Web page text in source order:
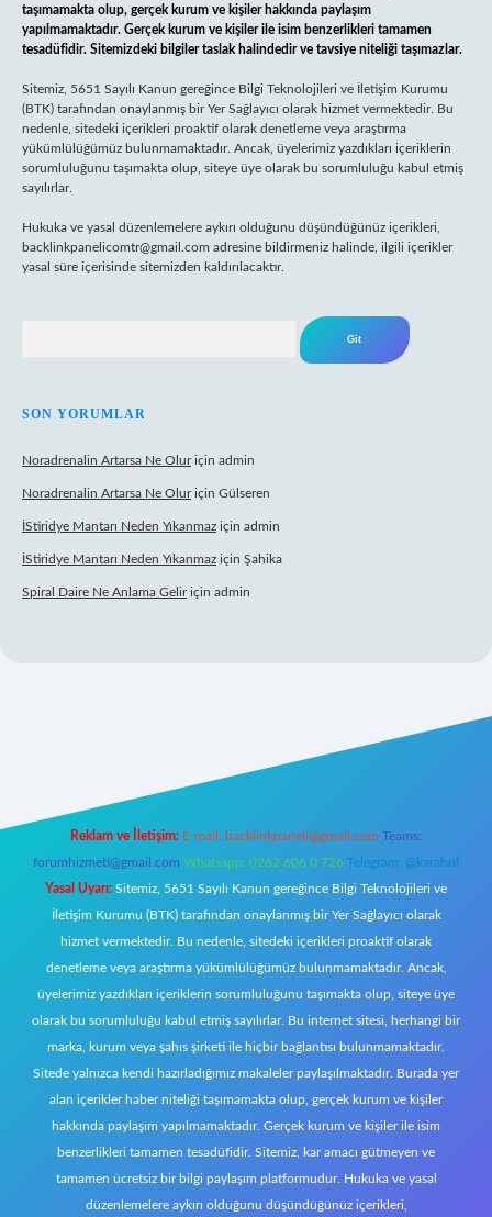
taşımamakta olup, gerçek kurum ve kişiler hakkında paylaşım
yapılmamaktadır. Gerçek kurum ve kişiler ile isim benzerlikleri tamamen
tesadüfidir. Sitemizdeki bilgiler taslak halindedir ve tavsiye niteliği taşımazlar.
Sitemiz, 5651 Sayılı Kanun gereğince Bilgi Teknolojileri ve İletişim Kurumu
(BTK) tarafından onaylanmış bir Yer Sağlayıcı olarak hizmet vermektedir. Bu
nedenle, sitedeki içerikleri proaktif olarak denetleme veya araştırma
yükümlülüğümüz bulunmamaktadır. Ancak, üyelerimiz yazdıkları içeriklerin
sorumluluğunu taşımakta olup, siteye üye olarak bu sorumluluğu kabul etmiş
sayılırlar.
Hukuka ve yasal düzenlemelere aykırı olduğunu düşündüğünüz içerikleri,
backlinkpanelicomtr@gmail.com adresine bildirmeniz halinde, ilgili içerikler
yasal süre içerisinde sitemizden kaldırılacaktır.
SON YORUMLAR
Noradrenalin Artarsa Ne Oluriçin admin
Noradrenalin Artarsa Ne Oluriçin Gülseren
İStiridye Mantarı Neden Yıkanmaz için admin
İStiridye Mantarı Neden Yıkanmaz için Şahika
Spiral Daire Ne Anlama Geliriçin admin
Reklam ve İletişim: E-mail: backlinkpaneli@gmail.com Teams:
forumhizmeti@gmail.com Whatsapp: 0262 606 0 726 Telegram: @karabul
Yasal Uyarı: Sitemiz, 5651 Sayılı Kanun gereğince Bilgi Teknolojileri ve
İletişim Kurumu (BTK) tarafından onaylanmış bir Yer Sağlayıcı olarak
hizmet vermektedir. Bu nedenle, sitedeki içerikleri proaktif olarak
denetleme veya araştırma yükümlülüğümüz bulunmamaktadır. Ancak,
üyelerimiz yazdıkları içeriklerin sorumluluğunu taşımakta olup, siteye üye
olarak bu sorumluluğu kabul etmiş sayılırlar. Bu internet sitesi, herhangi bir
marka, kurum veya şahıs şirketi ile hiçbir bağlantısı bulunmamaktadır.
Sitede yalnızca kendi hazırladığımız makaleler paylaşılmaktadır. Burada yer
alan içerikler haber niteliği taşımamakta olup, gerçek kurum ve kişiler
hakkında paylaşım yapılmamaktadır. Gerçek kurum ve kişiler ile isim
benzerlikleri tamamen tesadüfidir. Sitemiz, kar amacı gütmeyen ve
tamamen ücretsiz bir bilgi paylaşım platformudur. Hukuka ve yasal
düzenlemelere aykırı olduğunu düşündüğünüz içerikleri,